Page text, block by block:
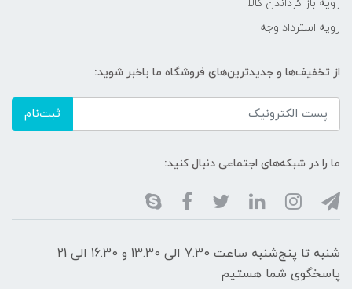
رویه باز گرداندن کالا
رویه استرداد وجه
از تخفیف‌ها و جدیدترین‌های فروشگاه ما باخبر شوید:
ثبت‌نام
ما را در شبکه‌های اجتماعی دنبال کنید:
شنبه تا پنج‌شنبه ساعت 7.30 الی 13.30 و 16.30 الی 21
پاسخگوی شما هستیم